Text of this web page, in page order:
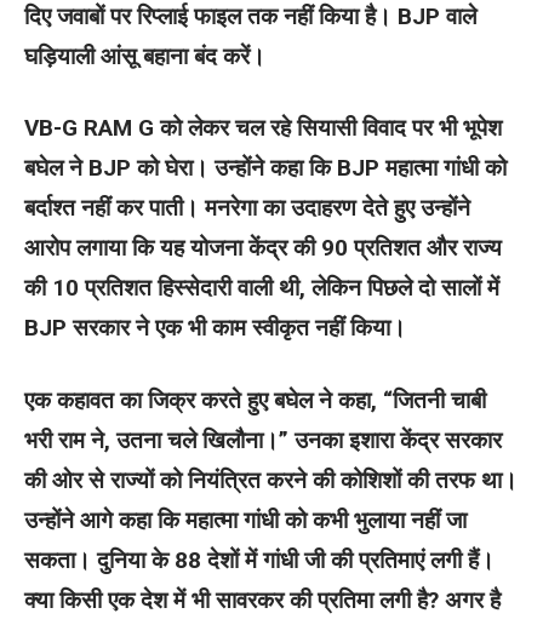
दिए जवाबों पर रिप्लाई फाइल तक नहीं किया है। BJP वाले
घड़ियाली आंसू बहाना बंद करें।
VB-G RAM G को लेकर चल रहे सियासी विवाद पर भी भूपेश
बघेल ने BJP को घेरा। उन्होंने कहा कि BJP महात्मा गांधी को
बर्दाश्त नहीं कर पाती। मनरेगा का उदाहरण देते हुए उन्होंने
आरोप लगाया कि यह योजना केंद्र की 90 प्रतिशत और राज्य
की 10 प्रतिशत हिस्सेदारी वाली थी, लेकिन पिछले दो सालों में
BJP सरकार ने एक भी काम स्वीकृत नहीं किया।
एक कहावत का जिक्र करते हुए बघेल ने कहा, “जितनी चाबी
भरी राम ने, उतना चले खिलौना।” उनका इशारा केंद्र सरकार
की ओर से राज्यों को नियंत्रित करने की कोशिशों की तरफ था।
उन्होंने आगे कहा कि महात्मा गांधी को कभी भुलाया नहीं जा
सकता। दुनिया के 88 देशों में गांधी जी की प्रतिमाएं लगी हैं।
क्या किसी एक देश में भी सावरकर की प्रतिमा लगी है? अगर है